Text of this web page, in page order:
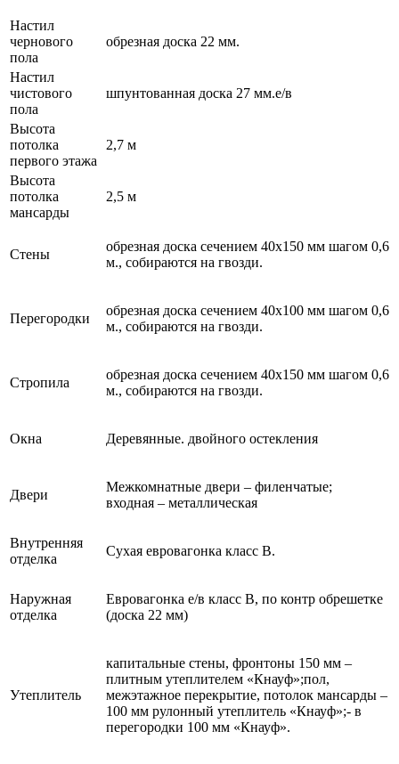
Настил
чернового
пола
обрезная доска 22 мм.
Настил
чистового
пола
шпунтованная доска 27 мм.е/в
Высота
потолка
первого этажа
2,7 м
Высота
потолка
мансарды
2,5 м
Стены
обрезная доска сечением 40х150 мм шагом 0,6
м., собираются на гвозди.
Перегородки
обрезная доска сечением 40х100 мм шагом 0,6
м., собираются на гвозди.
Стропила
обрезная доска сечением 40х150 мм шагом 0,6
м., собираются на гвозди.
Окна Деревянные. двойного остекления
Двери
Межкомнатные двери – филенчатые;
входная – металлическая
Внутренняя
отделка
Сухая евровагонка класс В.
Наружная
отделка
Евровагонка е/в класс В, по контр обрешетке
(доска 22 мм)
Утеплитель
капитальные стены, фронтоны 150 мм –
плитным утеплителем «Кнауф»;пол,
межэтажное перекрытие, потолок мансарды –
100 мм рулонный утеплитель «Кнауф»;- в
перегородки 100 мм «Кнауф».